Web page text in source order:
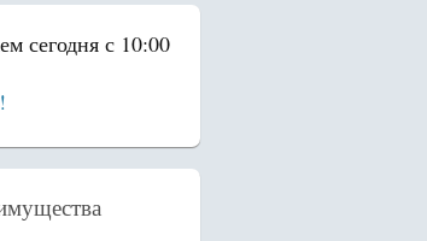
сегодня с 10:00